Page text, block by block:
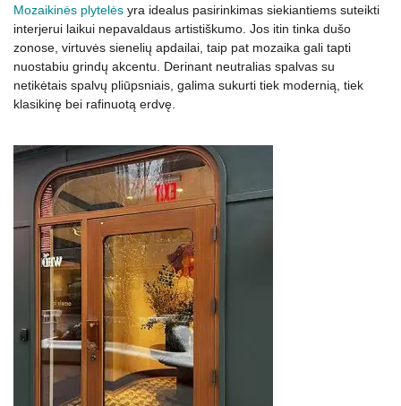
Mozaikinės plytelės yra idealus pasirinkimas siekiantiems suteikti
interjerui laikui nepavaldaus artistiškumo. Jos itin tinka dušo
zonose, virtuvės sienelių apdailai, taip pat mozaika gali tapti
nuostabiu grindų akcentu. Derinant neutralias spalvas su
netikėtais spalvų pliūpsniais, galima sukurti tiek modernią, tiek
klasikinę bei rafinuotą erdvę.